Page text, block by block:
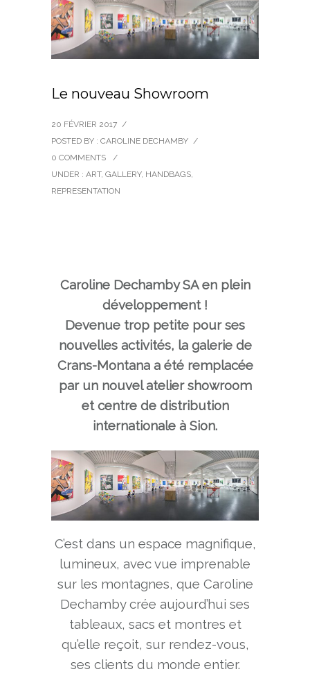
Le nouveau Showroom
20 FÉVRIER 2017 /
POSTED BY : CAROLINE DECHAMBY /
0 COMMENTS
/
UNDER : ART, GALLERY, HANDBAGS,
REPRESENTATION
Caroline Dechamby SA en plein
développement !
Devenue trop petite pour ses
nouvelles activités, la galerie de
Crans-Montana a été remplacée
par un nouvel atelier showroom
et centre de distribution
internationale à Sion.
C’est dans un espace magnifique,
lumineux, avec vue imprenable
sur les montagnes, que Caroline
Dechamby crée aujourd’hui ses
tableaux, sacs et montres et
qu’elle reçoit, sur rendez-vous,
ses clients du monde entier.